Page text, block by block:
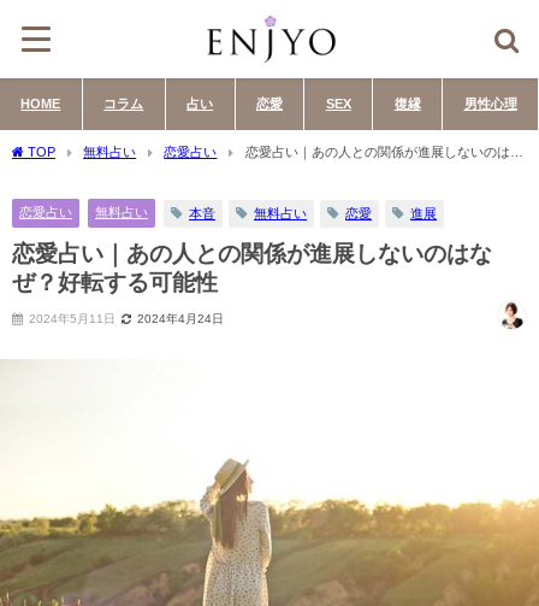
HOME コラム 占い 恋愛 SEX 復縁 男性心理
TOP 無料占い 恋愛占い
恋愛占い｜あの人との関係が進展しないのはな
恋愛占い 無料占い 本音 無料占い 恋愛 進展
恋愛占い｜あの人との関係が進展しないのはな
ぜ？好転する可能性
2024年5月11日 2024年4月24日